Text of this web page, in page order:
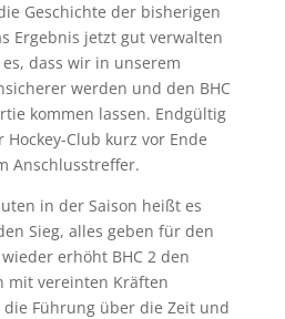
Geschichte der bisherigen
Ergebnis jetzt gut verwalten
dass wir in unserem
werden und den BHC
kommen lassen. Endgültig
Club kurz vor Ende
Anschlusstreffer.
in der Saison heißt es
Sieg, alles geben für den
erhöht BHC 2 den
mit vereinten Kräften
Führung über die Zeit und